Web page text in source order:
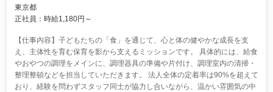
東京都
正社員：時給1,180円～
【仕事内容】子どもたちの「食」を通じて、心と体の健やかな成長を支
え、主体性を育む保育を影から支えるミッションです。 具体的には、給食
やおやつの調理をメインに、調理器具の準備や片付け、調理室内の清掃・
整理整頓などを担当していただきます。 法人全体の定着率は90%を超えて
おり、経験を問わずスタッフ同士が協力し合いながら、温かい雰囲気の中